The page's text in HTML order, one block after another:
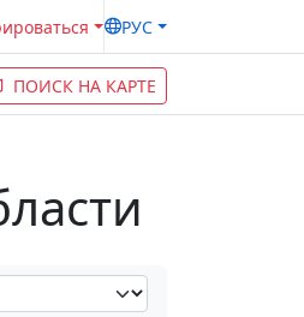
РУС
ПОИСК НА КАРТЕ